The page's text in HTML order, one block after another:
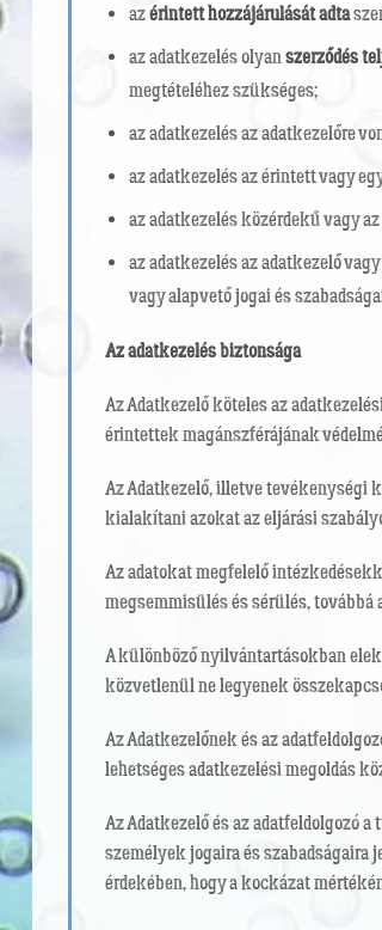
azérintett hozzájárulását adta
az adatkezelés olyanszerződés
megtételéhez szükséges;
az adatkezelés az adatkezelőre
az adatkezelés az érintett vagy
az adatkezelés közérdekű vagy
az adatkezelés az adatkezelő
vagy alapvető jogai és
Az adatkezelés biztonsága
Az Adatkezelő köteles az
érintettek magánszférájának
Az Adatkezelő, illetve tevékenységi
kialakítani azokat az eljárási
Az adatokat megfelelő
megsemmisülés és sérülés,
A különböző nyilvántartásokban
közvetlenül ne legyenek
Az Adatkezelőnek és az
lehetséges adatkezelési megoldás
Az Adatkezelő és az adatfeldolgozó
személyek jogaira és
érdekében, hogy a kockázat